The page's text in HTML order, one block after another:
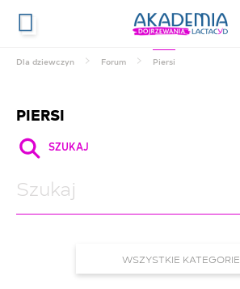
Dla dziewczyn Forum Piersi
PIERSI
SZUKAJ
WSZYSTKIE KATEGORIE